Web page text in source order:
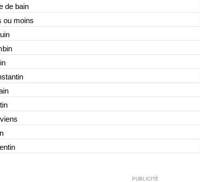
de bain
ou moins
n
n
n
n
n
n
s
n
n
PUBLICITÉ